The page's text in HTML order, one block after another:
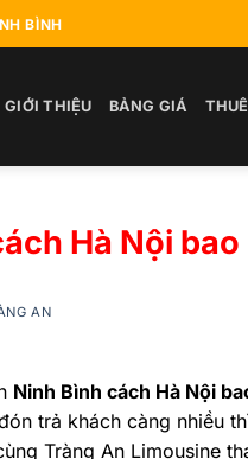
BÌNH
GIỚI THIỆU BẢNG GIÁ
Hà Nội bao
AN
Ninh Bình cách Hà Nội
trả khách càng nhiều
Tràng An Limousine